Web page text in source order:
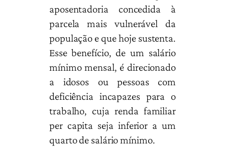
aposentadoria concedida à
parcela mais vulnerável da
população e que hoje sustenta.
Esse benefício, de um salário
mínimo mensal, é direcionado
a idosos ou pessoas com
deficiência incapazes para o
trabalho, cuja renda familiar
per capita seja inferior a um
quarto de salário mínimo.